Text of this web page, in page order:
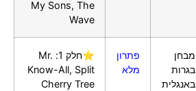
My Sons, The
Wave
מבחן
בגרות
באנגלית
פתרון
מלא
⭐חלק 1: Mr.
Know-All, Split
Cherry Tree